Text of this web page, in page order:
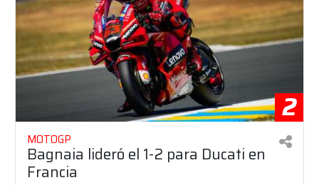
2
MOTOGP
Bagnaia lideró el 1-2 para Ducati en
Francia